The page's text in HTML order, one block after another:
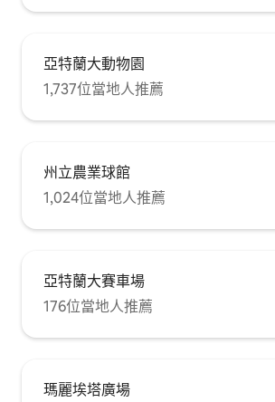
亞特蘭大動物園
1,737位當地人推薦
州立農業球館
1,024位當地人推薦
亞特蘭大賽車場
176位當地人推薦
瑪麗埃塔廣場